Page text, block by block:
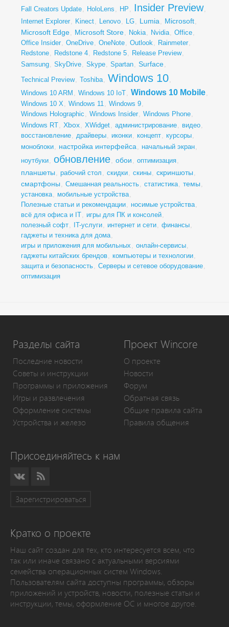
Fall Creators Update, HoloLens , HP , Insider Preview,
Internet Explorer, Kinect, Lenovo, LG, Lumia, Microsoft,
Microsoft Edge, Microsoft Store, Nokia, Nvidia, Office,
Office Insider, OneDrive, OneNote, Outlook, Rainmeter,
Redstone, Redstone 4, Redstone 5, Release Preview,
Samsung, SkyDrive, Skype, Spartan, Surface,
Technical Preview, Toshiba, Windows 10,
Windows 10 ARM , Windows 10 IoT, Windows 10 Mobile,
Windows 10 X, Windows 11, Windows 9,
Windows Holographic , Windows Insider, Windows Phone,
Windows RT, Xbox, XWidget, администрирование, видео,
восстановление, драйверы, иконки, концепт, курсоры,
моноблоки, настройка интерфейса, начальный экран,
ноутбуки, обновление, обои , оптимизация,
планшеты , рабочий стол , скидки, скины, скриншоты ,
смартфоны , Смешанная реальность, статистика, темы ,
установка, мобильные устройства,
Полезные статьи и рекомендации, носимые устройства,
всё для офиса и IT, игры для ПК и консолей,
полезный софт, IT-услуги, интернет и сети, финансы,
гаджеты и техника для дома,
игры и приложения для мобильных , онлайн-сервисы,
гаджеты китайских брендов, компьютеры и технологии,
защита и безопасность, Серверы и сетевое оборудование,
оптимизация
Разделы сайта
Последние новости
Советы и инструкции
Программы и приложения
Игры и развлечения
Оформление системы
Устройства и железо
Проект Wincore
О проекте
Новости
Форум
Обратная связь
Общие правила сайта
Правила общения
Присоединяйтесь к нам
Зарегистрироваться
Кратко о проекте
Наш сайт создан для тех, кто интересуется всем, что
так или иначе связано с актуальными версиями
семейства операционных систем Windows.
Пользователям сайта доступны программы, обзоры
приложений и устройств, новости, полезные статьи и
инструкции, темы, оформление ОС и многое другое.